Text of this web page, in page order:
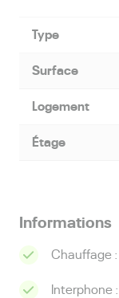
Type
Surface
Logement
Étage
Informations
Chauffage :
Interphone :